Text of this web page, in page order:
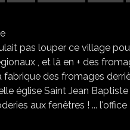
pas louper ce village
, et là en + des
des fromages
église Saint Jean Baptiste de
aux fenêtres ! ...